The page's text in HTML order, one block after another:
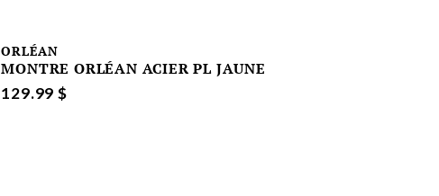
ORLÉAN
MONTRE ORLÉAN ACIER PL JAUNE
129.99 $